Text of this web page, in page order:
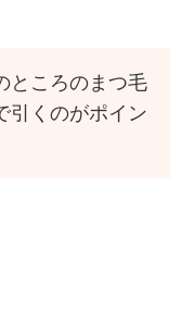
ところのまつ毛
引くのがポイン